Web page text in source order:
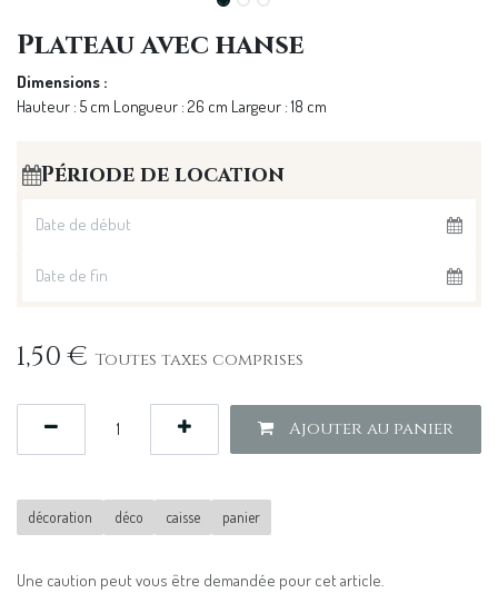
Plateau avec hanse
Dimensions :
Hauteur : 5 cm Longueur : 26 cm Largeur : 18 cm
Période de location
1,50€ Toutes taxes comprises
Ajouter au panier
décoration déco caisse panier
Une caution peut vous être demandée pour cet article.